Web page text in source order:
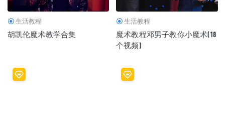
生活教程
胡凯伦魔术教学合集
生活教程
魔术教程邓男子教你小魔术(18
个视频)